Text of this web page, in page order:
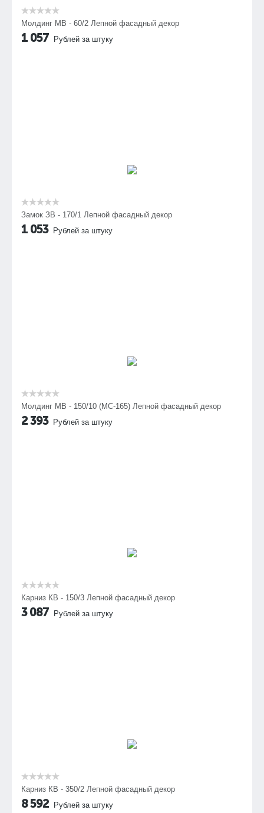
Молдинг МВ - 60/2 Лепной фасадный декор
1 057 Рублей за штуку
Замок ЗВ - 170/1 Лепной фасадный декор
1 053 Рублей за штуку
Молдинг МВ - 150/10 (МС-165) Лепной фасадный декор
2 393 Рублей за штуку
Карниз КВ - 150/3 Лепной фасадный декор
3 087 Рублей за штуку
Карниз КВ - 350/2 Лепной фасадный декор
8 592 Рублей за штуку